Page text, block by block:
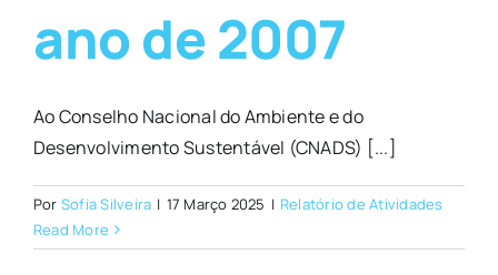
ano de 2007
Ao Conselho Nacional do Ambiente e do
Desenvolvimento Sustentável (CNADS) [...]
Por Sofia Silveira | 17 Março 2025 | Relatório de Atividades
Read More